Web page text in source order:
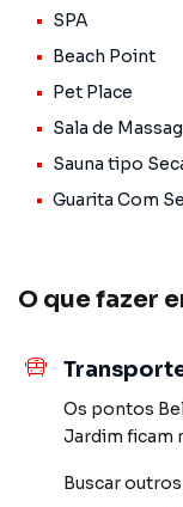
SPA
Beach Point
Pet Place
Sala de
Sauna tipo
Guarita Com
O que fazer
Os pontos
Jardim ficam
Buscar outros